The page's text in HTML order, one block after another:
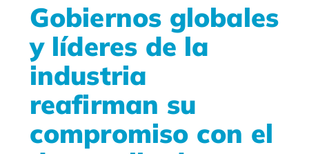
Gobiernos globales
y líderes de la
industria
reafirman su
compromiso con el